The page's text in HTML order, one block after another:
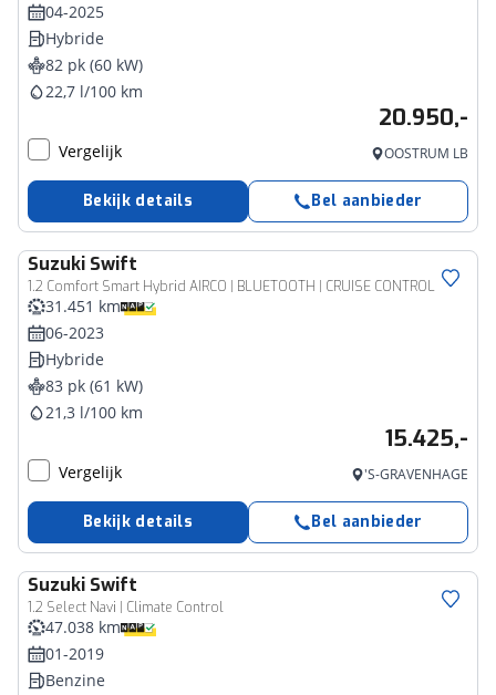
04-2025
Hybride
82 pk (60 kW)
22,7 l/100 km
20.950,-
Vergelijk OOSTRUM LB
Bekijk details Bel aanbieder
Suzuki Swift
1.2 Comfort Smart Hybrid AIRCO | BLUETOOTH | CRUISE CONTROL
31.451 km
06-2023
Hybride
83 pk (61 kW)
21,3 l/100 km
15.425,-
Vergelijk 'S-GRAVENHAGE
Bekijk details Bel aanbieder
Suzuki Swift
1.2 Select Navi | Climate Control
47.038 km
01-2019
Benzine